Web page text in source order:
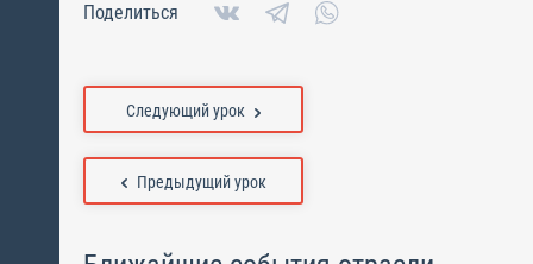
Поделиться
Предыдущий урок
Следующий урок